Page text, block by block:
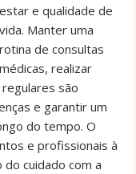
estar e qualidade de
vida. Manter uma
rotina de consultas
médicas, realizar
são
e garantir um
do tempo. O
e profissionais à
cuidado com a